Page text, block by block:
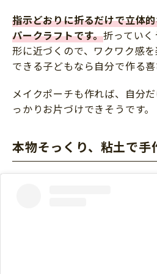
指示どおりに折るだけで立体
パークラフトです。折ってい
形に近づくので、ワクワク感
できる子どもなら自分で作る喜
メイクポーチも作れば、自分
っかりお片づけできそうです。
本物そっくり、粘土で手